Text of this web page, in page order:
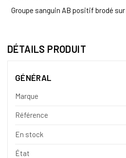
Groupe sanguin AB positif brodé
DÉTAILS PRODUIT
GÉNÉRAL
Marque
Référence
En stock
État